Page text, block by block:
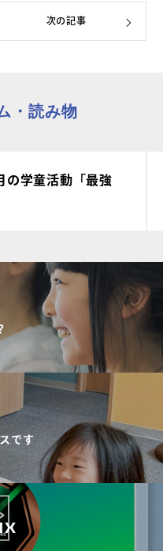
次の記事
・読み物
の学童活動「最強
です